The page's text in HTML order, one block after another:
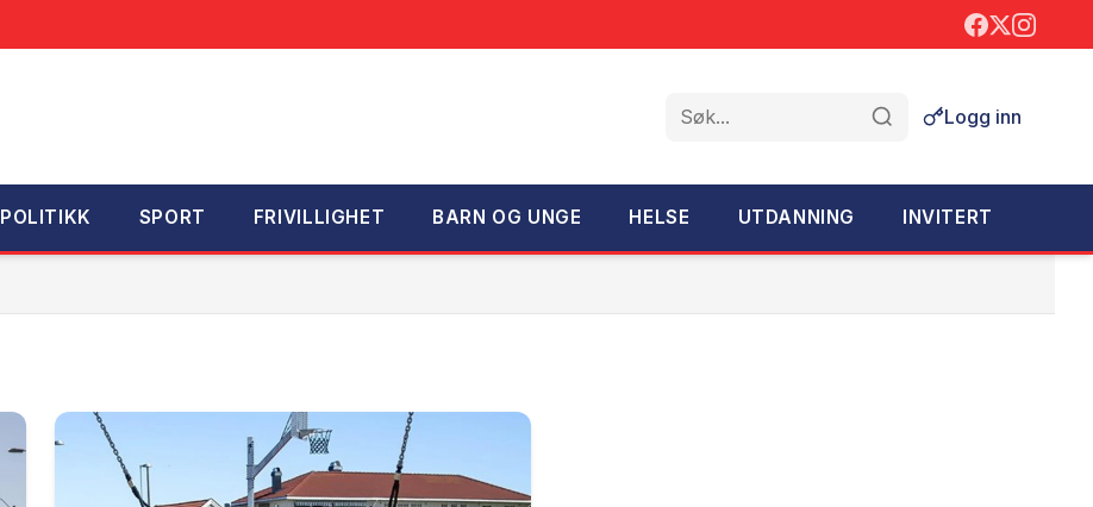
Søk
Logg inn
POLITIKK SPORT FRIVILLIGHET BARN OG UNGE HELSE UTDANNING INVITERT